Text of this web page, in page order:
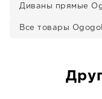
Диваны прямые
Все товары